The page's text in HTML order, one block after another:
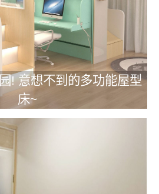
! 意想不到的多功能屋型
床~